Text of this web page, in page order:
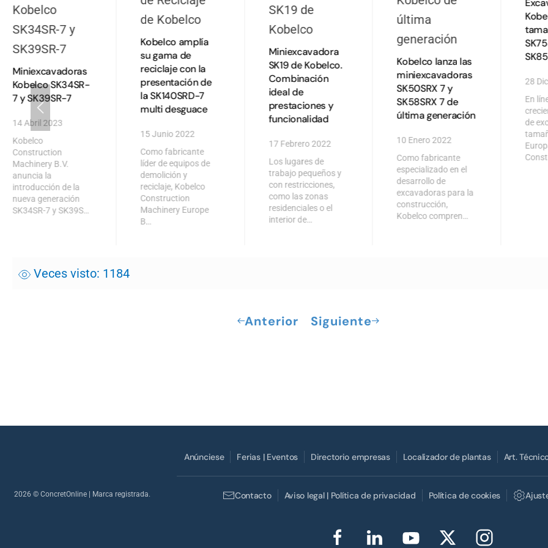
Miniexcavadoras
Kobelco SK34SR-
7 y SK39SR-7
14 Abril 2023
Kobelco
Construction
Machinery B.V.
anuncia la
introducción de la
nueva generación
SK34SR-7 y SK39S…
Kobelco amplía
su gama de
reciclaje con la
presentación de
la SK140SRD-7
multi desguace
15 Junio 2022
Como fabricante
líder de equipos de
demolición y
reciclaje, Kobelco
Construction
Machinery Europe
B…
Miniexcavadora
SK19 de Kobelco.
Combinación
ideal de
prestaciones y
funcionalidad
17 Febrero 2022
Los lugares de
trabajo pequeños y
con restricciones,
como las zonas
residenciales o el
interior de…
Kobelco lanza las
miniexcavadoras
SK50SRX 7 y
SK58SRX 7 de
última generación
10 Enero 2022
Como fabricante
especializado en el
desarrollo de
excavadoras para la
construcción,
Kobelco compren…
28
Veces visto: 1184
Anterior Siguiente
2026 © ConcretOnline | Marca registrada.
Anúnciese Ferias | Eventos Directorio empresas Localizador de plantas Art.
Contacto Aviso legal | Política de privacidad Política de cookies